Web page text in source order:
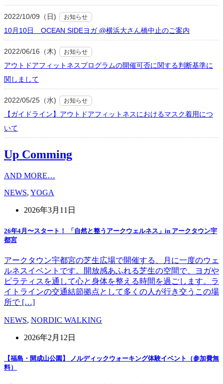
2022/10/09（日) お知らせ
10月10日 OCEAN SIDEヨガ @横浜大さん橋中止のご案内
2022/06/16（木) お知らせ
アウトドアフィットネスプログラムの開催可否に関する判断基準に
関しまして
2022/05/25（水) お知らせ
【ガイドライン】アウトドアフィットネスにおけるマスク着用につ
いて
Up Comming
AND MORE…
NEWS, YOGA
2026年3月11日
26年4月〜スタート！ 「自然と整うアークウェルネス」in アークタウン宇
都宮
アークタウン宇都宮の芝生広場で開催する、月に一度のウェ
ルネスイベントです。開放感あふれる芝生の空間で、ヨガや
ピラティスを通して心と身体を整える時間を過ごします。ラ
イトラインの交通結節拠点として多くの人が行き交うこの場
所で […]
NEWS, NORDIC WALKING
2026年2月12日
【福島・開成山公園】 ノルディックウォーキング体験イベント（参加費無
料）